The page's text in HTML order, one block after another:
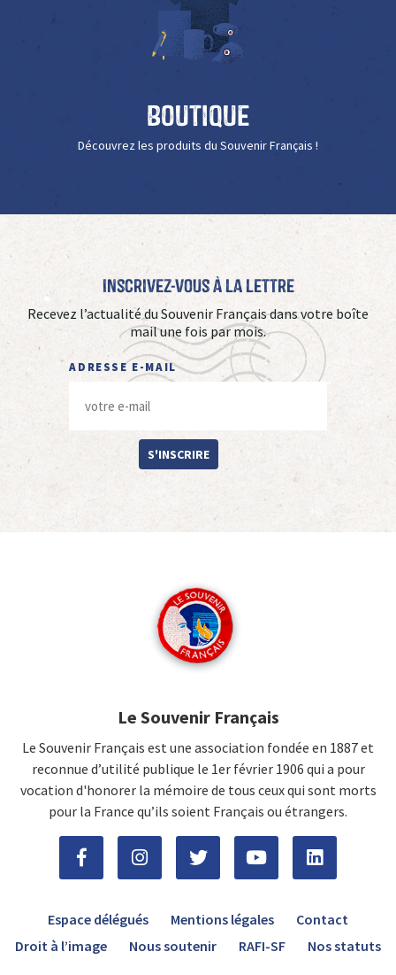
Boutique
Découvrez les produits du Souvenir Français !
Inscrivez-vous à La Lettre
Recevez l’actualité du Souvenir Français dans votre boîte
mail une fois par mois.
ADRESSE E-MAIL
S'INSCRIRE
Le Souvenir Français
Le Souvenir Français est une association fondée en 1887 et
reconnue d’utilité publique le 1er février 1906 qui a pour
vocation d'honorer la mémoire de tous ceux qui sont morts
pour la France qu’ils soient Français ou étrangers.
Espace délégués Mentions légales
Contact
Droit à l’image
Nous soutenir RAFI-SF Nos statuts